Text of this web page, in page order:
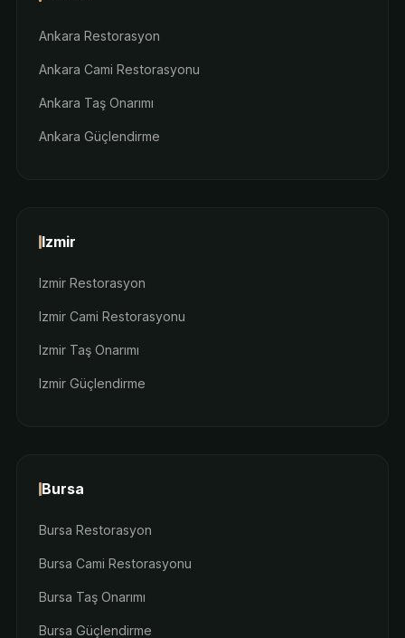
Ankara Restorasyon
Ankara Cami Restorasyonu
Ankara Taş Onarımı
Ankara Güçlendirme
Izmir
Izmir Restorasyon
Izmir Cami Restorasyonu
Izmir Taş Onarımı
Izmir Güçlendirme
Bursa
Bursa Restorasyon
Bursa Cami Restorasyonu
Bursa Taş Onarımı
Bursa Güçlendirme